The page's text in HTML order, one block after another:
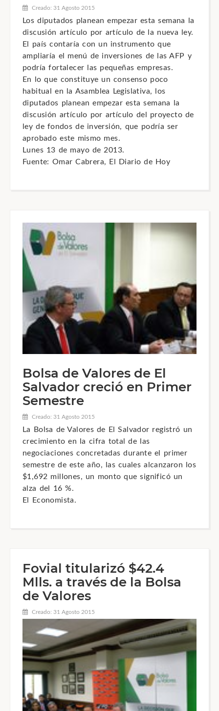
Creado: 31 Agosto 2015
Los diputados planean empezar esta semana la
discusión artículo por artículo de la nueva ley.
El país contaría con un instrumento que
ampliaría el menú de inversiones de las AFP y
podría fortalecer las pequeñas empresas.
En lo que constituye un consenso poco
habitual en la Asamblea Legislativa, los
diputados planean empezar esta semana la
discusión artículo por artículo del proyecto de
ley de fondos de inversión, que podría ser
aprobado este mismo mes.
Lunes 13 de mayo de 2013.
Fuente: Omar Cabrera, El Diario de Hoy
Bolsa de Valores de El
Salvador creció en Primer
Semestre
Creado: 31 Agosto 2015
La Bolsa de Valores de El Salvador registró un
crecimiento en la cifra total de las
negociaciones concretadas durante el primer
semestre de este año, las cuales alcanzaron los
$1,692 millones, un monto que significó un
alza del 16 %.
El Economista.
Fovial titularizó $42.4
Mlls. a través de la Bolsa
de Valores
Creado: 31 Agosto 2015